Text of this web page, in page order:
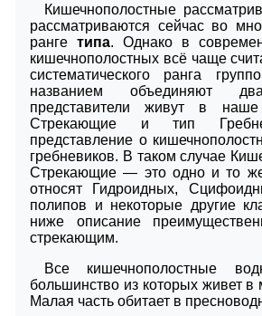
Кишечнополостные
рассматриваются сейчас во
ранге типа. Однако в
кишечнополостных всё чаще
систематического ранга
названием объединяют
представители живут в
Стрекающие и тип
представление о
гребневиков. В таком случае
Стрекающие — это одно и то
относят Гидроидных,
полипов и некоторые другие
ниже описание
стрекающим.
Все кишечнополостные
большинство из которых живет в
Малая часть обитает в